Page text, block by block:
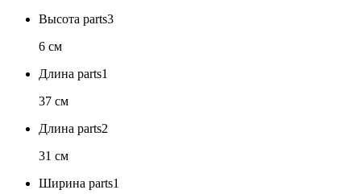
Высота parts3
6 см
Длина parts1
37 см
Длина parts2
31 см
Ширина parts1